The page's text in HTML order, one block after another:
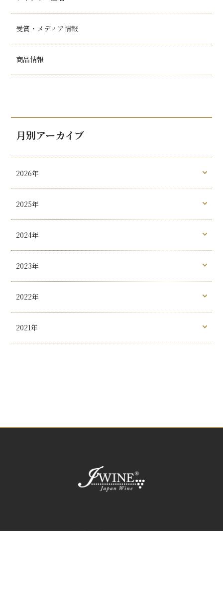
受賞・メディア情報
商品情報
月別アーカイブ
2026年
2025年
2024年
2023年
2022年
2021年
飲酒は20歳になってから。